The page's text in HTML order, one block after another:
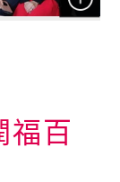
福百